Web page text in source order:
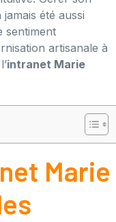
été aussi
sentiment
artisanale à
intranet Marie
Marie